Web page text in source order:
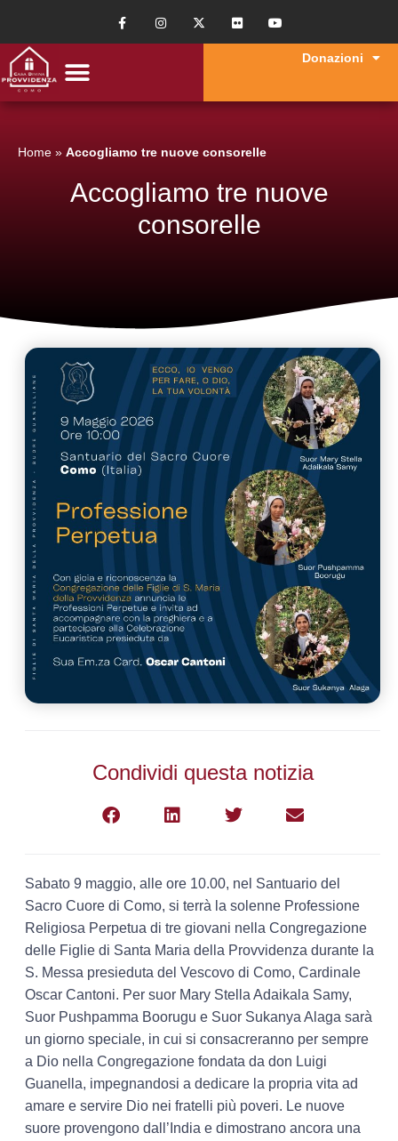
Donazioni
Home » Accogliamo tre nuove consorelle
Accogliamo tre nuove
consorelle
Condividi questa notizia
Sabato 9 maggio, alle ore 10.00, nel Santuario del
Sacro Cuore di Como, si terrà la solenne Professione
Religiosa Perpetua di tre giovani nella Congregazione
delle Figlie di Santa Maria della Provvidenza durante la
S. Messa presieduta del Vescovo di Como, Cardinale
Oscar Cantoni. Per suor Mary Stella Adaikala Samy,
Suor Pushpamma Boorugu e Suor Sukanya Alaga sarà
un giorno speciale, in cui si consacreranno per sempre
a Dio nella Congregazione fondata da don Luigi
Guanella, impegnandosi a dedicare la propria vita ad
amare e servire Dio nei fratelli più poveri. Le nuove
suore provengono dall’India e dimostrano ancora una